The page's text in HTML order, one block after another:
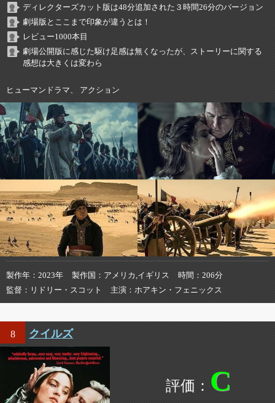
ディレクターズカット版は48分追加された３時間26分のバージョン
劇場版とここまで印象が違うとは！
レビュー1000本目
劇場公開版に感じた駆け足感は無くなったが、ストーリーに関する
感想は大きくは変わら
ヒューマンドラマ、 アクション
製作年 2023年 製作国 アメリカ,イギリス 時間
206分
監督
リドリー・スコット 主演 ホアキン・フェニックス
8 クイルズ
C